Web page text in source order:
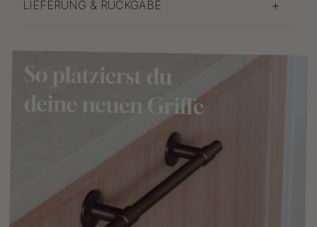
LIEFERUNG & RÜCKGABE